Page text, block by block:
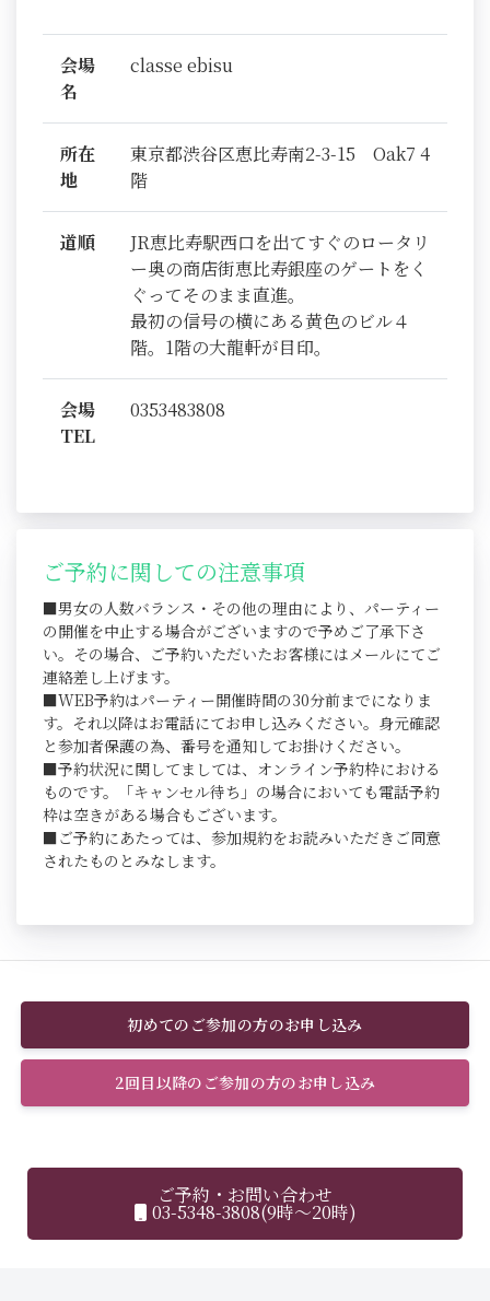
会場
名
classe ebisu
所在
地
東京都渋谷区恵比寿南2-3-15 Oak7 4
階
道順
JR恵比寿駅西口を出てすぐのロータリ
ー奥の商店街恵比寿銀座のゲートをく
ぐってそのまま直進。
最初の信号の横にある黄色のビル４
階。1階の大龍軒が目印。
会場
TEL
0353483808
ご予約に関しての注意事項
■男女の人数バランス・その他の理由により、パーティー
の開催を中止する場合がございますので予めご了承下さ
い。その場合、ご予約いただいたお客様にはメールにてご
連絡差し上げます。
■WEB予約はパーティー開催時間の30分前までになりま
す。それ以降はお電話にてお申し込みください。身元確認
と参加者保護の為、番号を通知してお掛けください。
■予約状況に関してましては、オンライン予約枠における
ものです。「キャンセル待ち」の場合においても電話予約
枠は空きがある場合もございます。
■ご予約にあたっては、参加規約をお読みいただきご同意
されたものとみなします。
初めてのご参加の方のお申し込み
2回目以降のご参加の方のお申し込み
ご予約・お問い合わせ
03-5348-3808(9時～20時)